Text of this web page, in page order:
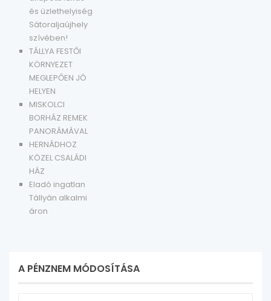
és üzlethelyiség
Sátoraljaújhely
szívében!
TÁLLYA FESTŐI
KÖRNYEZET
MEGLEPŐEN JÓ
HELYEN
MISKOLCI
BORHÁZ REMEK
PANORÁMÁVAL
HERNÁDHOZ
KÖZEL CSALÁDI
HÁZ
Eladó ingatlan
Tállyán alkalmi
áron
A PÉNZNEM MÓDOSÍTÁSA